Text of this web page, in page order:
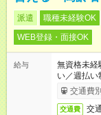
派遣 職種未経験OK
WEB登録・面接OK
給与
無資格未
い／週払い
完了次第
交通費
交通費 交